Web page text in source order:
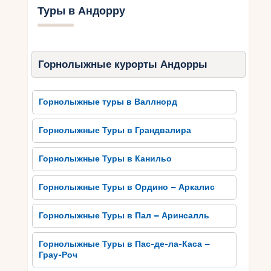
Приезжая в Андорру, вы сможете насладиться
остановилось и традиции продолжают жить. Вы
можете прогуляться по уютным улочкам,
посетить живописные церкви и замки, а также
попробовать вкусную местную кухню.
Однако основная прелесть Андорры — ее горы.
Здесь расположены лучшие горнолыжные
курорты, предлагающие широкий выбор трасс
разной сложности для любителей лыжного
спорта. Гостей ожидают современные
подъемники, комфортабельные отели и
рестораны с великолепным видом на горы.
Также Андорра предлагает множество
возможностей для активного отдыха. Вы
можете заняться пешими походами или
велосипедным туризмом, наслаждаясь чистым
Туры в Андорру
Горнолыжные курорты Андорры
Горнолыжные туры в Валлнорд
Горнолыжные Туры в Грандвалира
Горнолыжные Туры в Канильо
Горнолыжные Туры в Ордино – Аркалис
Горнолыжные Туры в Пал – Аринсалль
Горнолыжные Туры в Пас-де-ла-Каса –
Грау-Роч